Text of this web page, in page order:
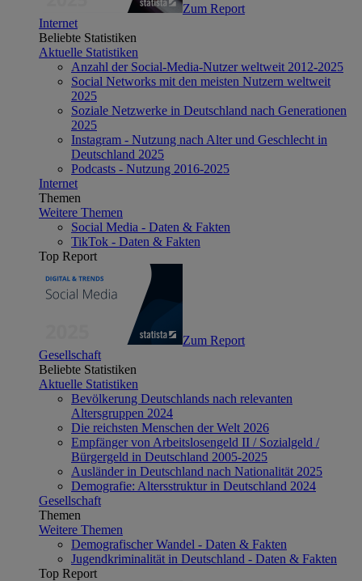
Zum Report
Internet
Beliebte Statistiken
Aktuelle Statistiken
Anzahl der Social-Media-Nutzer weltweit 2012-2025
Social Networks mit den meisten Nutzern weltweit
2025
Soziale Netzwerke in Deutschland nach Generationen
2025
Instagram - Nutzung nach Alter und Geschlecht in
Deutschland 2025
Podcasts - Nutzung 2016-2025
Internet
Themen
Weitere Themen
Social Media - Daten & Fakten
TikTok - Daten & Fakten
Top Report
Zum Report
Gesellschaft
Beliebte Statistiken
Aktuelle Statistiken
Bevölkerung Deutschlands nach relevanten
Altersgruppen 2024
Die reichsten Menschen der Welt 2026
Empfänger von Arbeitslosengeld II / Sozialgeld /
Bürgergeld in Deutschland 2005-2025
Ausländer in Deutschland nach Nationalität 2025
Demografie: Altersstruktur in Deutschland 2024
Gesellschaft
Themen
Weitere Themen
Demografischer Wandel - Daten & Fakten
Jugendkriminalität in Deutschland - Daten & Fakten
Top Report